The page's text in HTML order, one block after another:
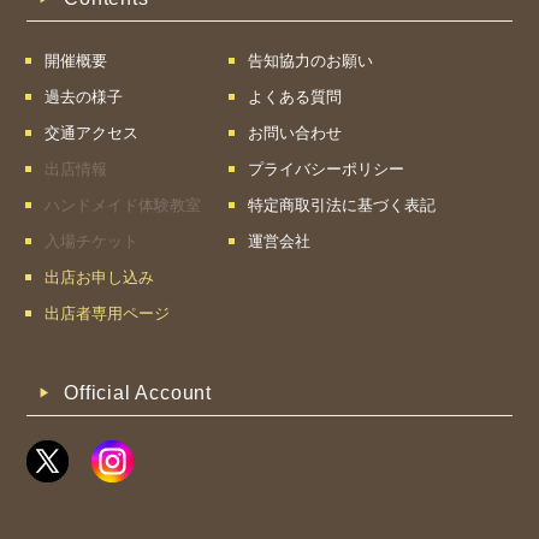
開催概要
過去の様子
交通アクセス
出店情報
ハンドメイド体験教室
入場チケット
出店お申し込み
出店者専用ページ
告知協力のお願い
よくある質問
お問い合わせ
プライバシーポリシー
特定商取引法に基づく表記
運営会社
Official Account